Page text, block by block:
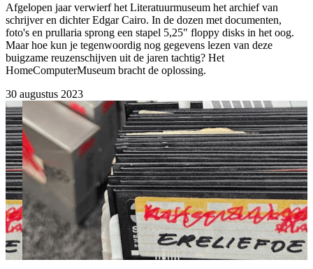
Afgelopen jaar verwierf het Literatuurmuseum het archief van
schrijver en dichter Edgar Cairo. In de dozen met documenten,
foto's en prullaria sprong een stapel 5,25" floppy disks in het oog.
Maar hoe kun je tegenwoordig nog gegevens lezen van deze
buigzame reuzenschijven uit de jaren tachtig? Het
HomeComputerMuseum bracht de oplossing.
30 augustus 2023